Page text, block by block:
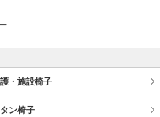
・施設椅子
ン椅子